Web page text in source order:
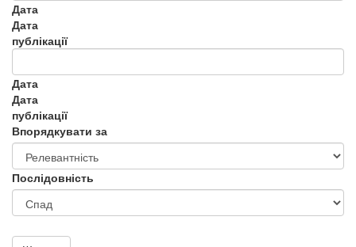
Дата
Дата
публікації
Дата
Дата
публікації
Впорядкувати за
Послідовність